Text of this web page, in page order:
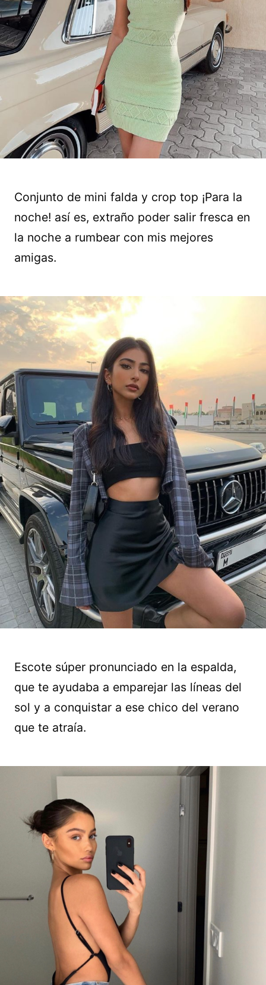
Conjunto de mini falda y crop top ¡Para la
noche! así es, extraño poder salir fresca en
la noche a rumbear con mis mejores
amigas.
Escote súper pronunciado en la espalda,
que te ayudaba a emparejar las líneas del
sol y a conquistar a ese chico del verano
que te atraía.